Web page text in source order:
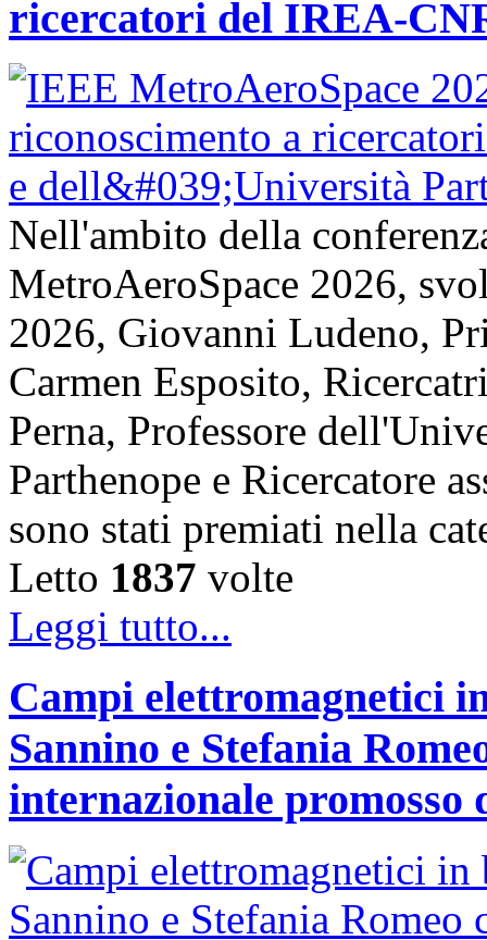
ricercatori del IREA-
Nell'ambito della
MetroAeroSpace 2026,
2026, Giovanni Ludeno,
Carmen Esposito,
Perna, Professore
Parthenope e Ricercatore
sono stati premiati nella
Letto 1837 volte
Leggi tutto...
Campi elettromagnetici
Sannino e Stefania
internazionale promosso